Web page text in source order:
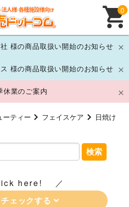
様の商品取扱い開始のお知らせ
様の商品取扱い開始のお知らせ
休業のご案内
0
ーティー フェイスケア
日焼け
検索
here!
ェックする